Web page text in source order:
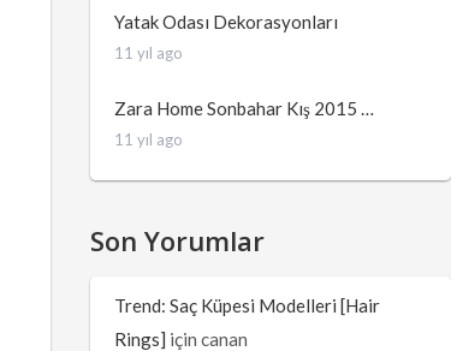
Yatak Odası Dekorasyonları
11 yıl ago
Zara Home Sonbahar Kış 2015 …
11 yıl ago
Son Yorumlar
Trend: Saç Küpesi Modelleri [Hair
Rings] için canan